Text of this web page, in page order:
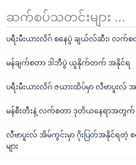
ဆက်စပ်သတင်းများ ...
ပရီးမီးယားလိဂ် စနေပွဲ ချယ်လ်ဆီး၊ လက်စ
မန်ချက်စတာ ဒါဘီပွဲ ယူနိုက်တက် အနိုင်ရ
ပရီးမီးယားလိဂ် ဇယားထိပ်မှာ လီဗာပူး
မန်စီးတီးနဲ့ လက်စတာ ဒုတိယနေရာအတွ
လီဗာပူးလ် အိမ်ကွင်းမှာ ဂိုးပြတ်အနိုင်ရတဲ့ စ
များ